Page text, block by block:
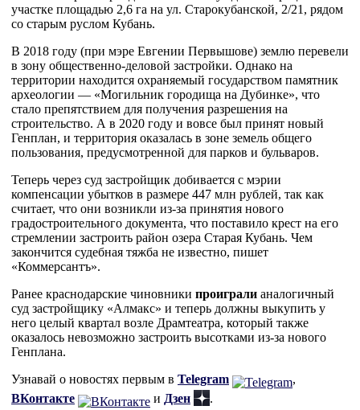
участке площадью 2,6 га на ул. Старокубанской, 2/21, рядом
со старым руслом Кубань.
В 2018 году (при мэре Евгении Первышове) землю перевели
в зону общественно-деловой застройки. Однако на
территории находится охраняемый государством памятник
археологии — «Могильник городища на Дубинке», что
стало препятствием для получения разрешения на
строительство. А в 2020 году и вовсе был принят новый
Генплан, и территория оказалась в зоне земель общего
пользования, предусмотренной для парков и бульваров.
Теперь через суд застройщик добивается с мэрии
компенсации убытков в размере 447 млн рублей, так как
считает, что они возникли из-за принятия нового
градостроительного документа, что поставило крест на его
стремлении застроить район озера Старая Кубань. Чем
закончится судебная тяжба не известно, пишет
«Коммерсантъ».
Ранее краснодарские чиновники проиграли аналогичный
суд застройщику «Алмакс» и теперь должны выкупить у
него целый квартал возле Драмтеатра, который также
оказалось невозможно застроить высотками из-за нового
Генплана.
Узнавай о новостях первым в Telegram
,
ВКонтакте
и Дзен .